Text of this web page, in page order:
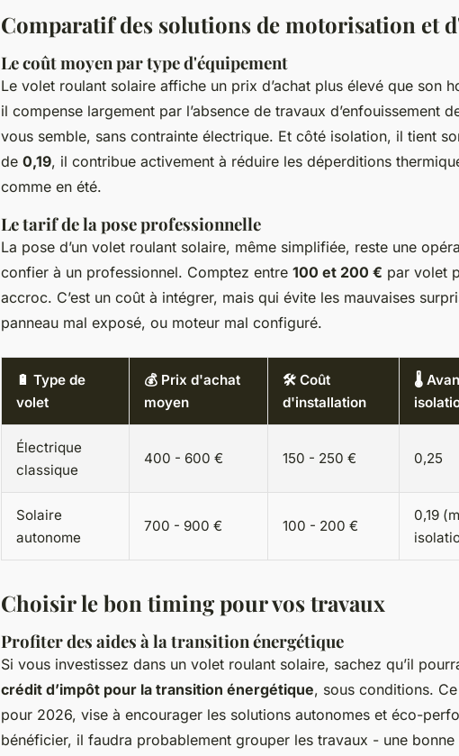
Comparatif des solutions de motorisation et
Le coût moyen par type d'équipement
Le volet roulant solaire affiche un prix d’achat plus élevé que son
il compense largement par l’absence de travaux d’enfouissement
vous semble, sans contrainte électrique. Et côté isolation, il tient
de 0,19, il contribue activement à réduire les déperditions
comme en été.
Le tarif de la pose professionnelle
La pose d’un volet roulant solaire, même simplifiée, reste une
confier à un professionnel. Comptez entre 100 et 200 € par volet
accroc. C’est un coût à intégrer, mais qui évite les mauvaises
panneau mal exposé, ou moteur mal configuré.
🔋 Type de
volet
💰 Prix d'achat
moyen
🛠️ Coût
d'installation
🌡️
Électrique
classique
400 - 600 € 150 - 250 € 0,25
Solaire
autonome
700 - 900 € 100 - 200 €
0,19
Choisir le bon timing pour vos travaux
Profiter des aides à la transition énergétique
Si vous investissez dans un volet roulant solaire, sachez qu’il
crédit d’impôt pour la transition énergétique, sous conditions.
pour 2026, vise à encourager les solutions autonomes et éco-
bénéficier, il faudra probablement grouper les travaux - une